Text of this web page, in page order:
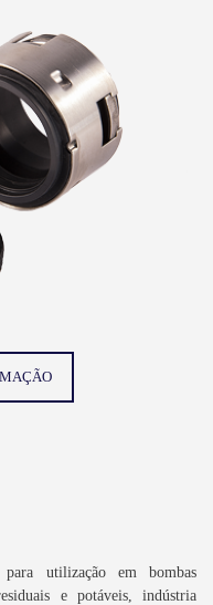
utilização em bombas
e potáveis, indústria